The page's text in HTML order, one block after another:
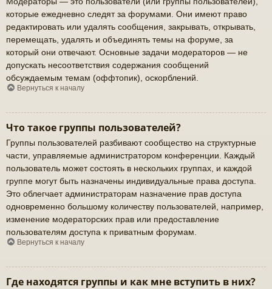
которые ежедневно следят за форумами. Они имеют право
редактировать или удалять сообщения, закрывать, открывать,
перемещать, удалять и объединять темы на форуме, за
который они отвечают. Основные задачи модераторов — не
допускать несоответствия содержания сообщений
обсуждаемым темам (оффтопик), оскорблений.
Вернуться к началу
Что такое группы пользователей?
Группы пользователей разбивают сообщество на структурные
части, управляемые администратором конференции. Каждый
пользователь может состоять в нескольких группах, и каждой
группе могут быть назначены индивидуальные права доступа.
Это облегчает администраторам назначение прав доступа
одновременно большому количеству пользователей, например,
изменение модераторских прав или предоставление
пользователям доступа к приватным форумам.
Вернуться к началу
Где находятся группы и как мне вступить в них?